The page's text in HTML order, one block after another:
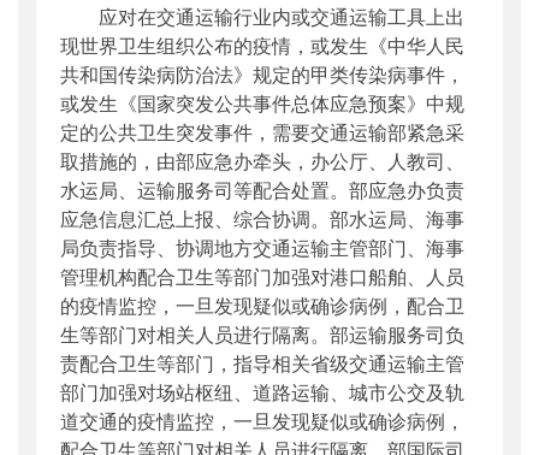
应对在交通运输行业内或交通运输工具上出
现世界卫生组织公布的疫情，或发生《中华人民
共和国传染病防治法》规定的甲类传染病事件，
或发生《国家突发公共事件总体应急预案》中规
定的公共卫生突发事件，需要交通运输部紧急采
取措施的，由部应急办牵头，办公厅、人教司、
水运局、运输服务司等配合处置。部应急办负责
应急信息汇总上报、综合协调。部水运局、海事
局负责指导、协调地方交通运输主管部门、海事
管理机构配合卫生等部门加强对港口船舶、人员
的疫情监控，一旦发现疑似或确诊病例，配合卫
生等部门对相关人员进行隔离。部运输服务司负
责配合卫生等部门，指导相关省级交通运输主管
部门加强对场站枢纽、道路运输、城市公交及轨
道交通的疫情监控，一旦发现疑似或确诊病例，
配合卫生等部门对相关人员进行隔离。部国际司